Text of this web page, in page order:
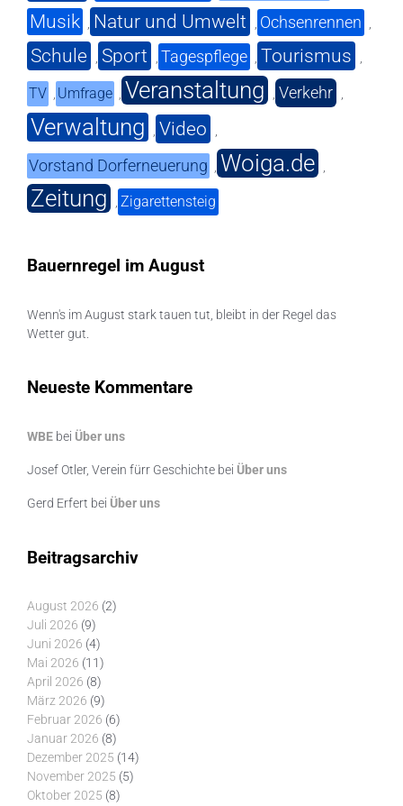
Musik , Natur und Umwelt , Ochsenrennen ,
Schule , Sport , Tagespflege , Tourismus ,
TV , Umfrage , Veranstaltung , Verkehr ,
Verwaltung , Video ,
Vorstand Dorferneuerung , Woiga.de ,
Zeitung , Zigarettensteig
Bauernregel im August
Wenn's im August stark tauen tut, bleibt in der Regel das
Wetter gut.
Neueste Kommentare
WBE bei Über uns
Josef Otler, Verein fürr Geschichte bei Über uns
Gerd Erfert bei Über uns
Beitragsarchiv
August 2026 (2)
Juli 2026 (9)
Juni 2026 (4)
Mai 2026 (11)
April 2026 (8)
März 2026 (9)
Februar 2026 (6)
Januar 2026 (8)
Dezember 2025 (14)
November 2025 (5)
Oktober 2025 (8)